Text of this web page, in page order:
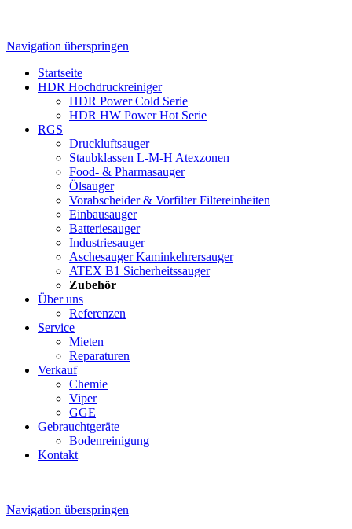
Navigation überspringen
Startseite
HDR Hochdruckreiniger
HDR Power Cold Serie
HDR HW Power Hot Serie
RGS
Druckluftsauger
Staubklassen L-M-H Atexzonen
Food- & Pharmasauger
Ölsauger
Vorabscheider & Vorfilter Filtereinheiten
Einbausauger
Batteriesauger
Industriesauger
Aschesauger Kaminkehrersauger
ATEX B1 Sicherheitssauger
Zubehör
Über uns
Referenzen
Service
Mieten
Reparaturen
Verkauf
Chemie
Viper
GGE
Gebrauchtgeräte
Bodenreinigung
Kontakt
Navigation überspringen